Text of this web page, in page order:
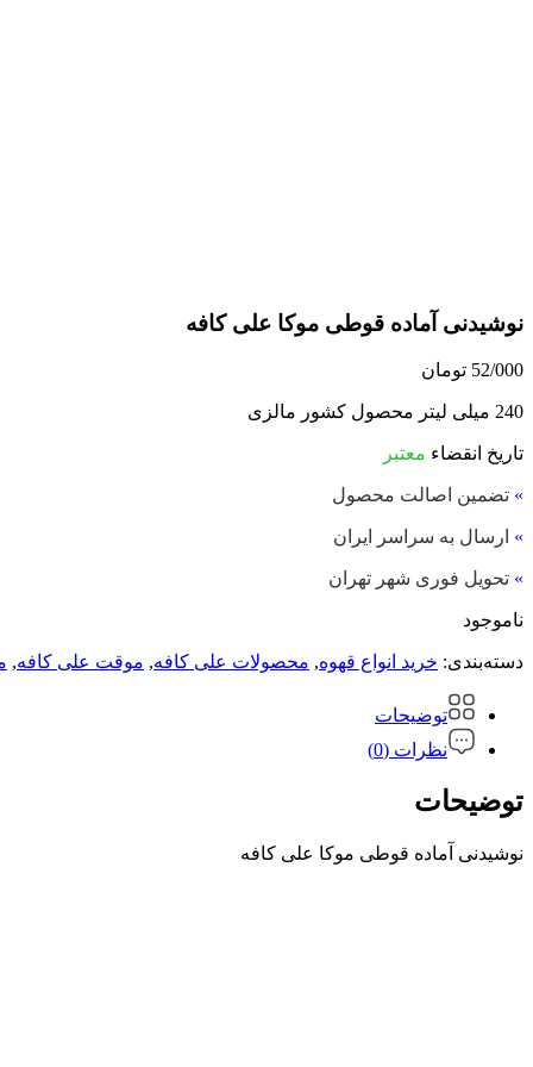
نوشیدنی آماده قوطی موکا علی کافه
52/000 تومان
240 میلی لیتر محصول کشور مالزی
تاریخ انقضاء معتبر
» تضمین اصالت محصول
» ارسال به سراسر ایران
» تحویل فوری شهر تهران
ناموجود
دسته‌بندی: خرید انواع قهوه, محصولات علی کافه, موقت علی کافه,
توضیحات
نظرات (0)
توضیحات
نوشیدنی آماده قوطی موکا علی کافه